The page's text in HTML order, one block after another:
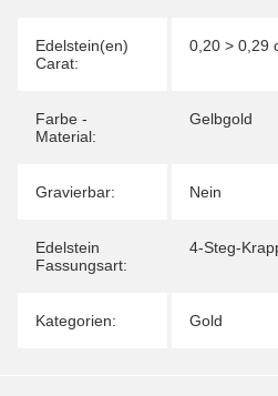
Edelstein(en)
Carat:
0,20 > 0,29
Farbe -
Material:
Gelbgold
Gravierbar: Nein
Edelstein
Fassungsart:
4-Steg-
Kategorien: Gold